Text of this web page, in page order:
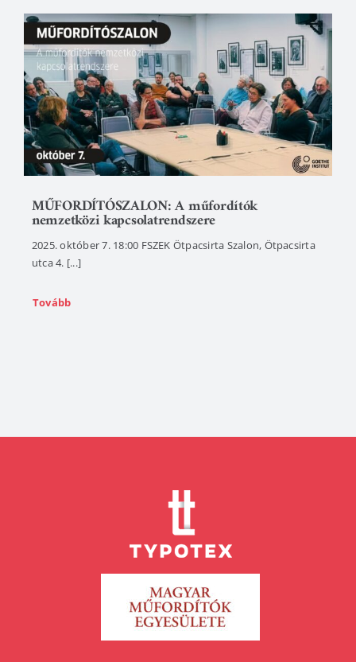
MŰFORDÍTÓSZALON: A műfordítók
nemzetközi kapcsolatrendszere
2025. október 7. 18:00 FSZEK Ötpacsirta Szalon, Ötpacsirta
utca 4. [...]
Tovább